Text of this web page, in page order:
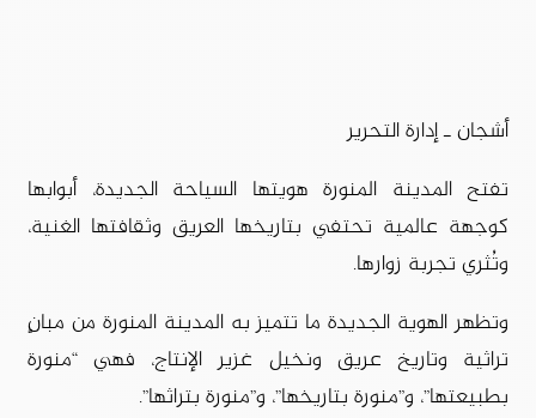
أشجان ـ إدارة التحرير
تفتح المدينة المنورة هويتها السياحة الجديدة، أبوابها
كوجهة عالمية تحتفي بتاريخها العريق وثقافتها الغنية،
وتُثري تجربة زوارها.
وتظهر الهوية الجديدة ما تتميز به المدينة المنورة من مبانٍ
تراثية وتاريخ عريق ونخيل غزير الإنتاج، فهي “منورة
بطبيعتها”، و”منورة بتاريخها”، و”منورة بتراثها”.